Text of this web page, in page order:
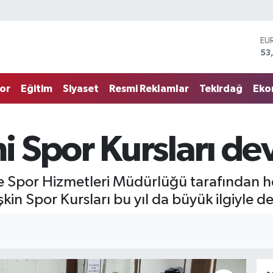
Eğitim Siyaset Resmi Reklamlar Tekirdağ
Spor Kursları
Spor Hizmetleri Müdürlüğü tarafından
Spor Kursları bu yıl da büyük ilgiyle